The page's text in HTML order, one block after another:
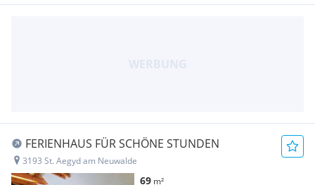
FERIENHAUS FÜR SCHÖNE STUNDEN
3193 St. Aegyd am Neuwalde
69 m²